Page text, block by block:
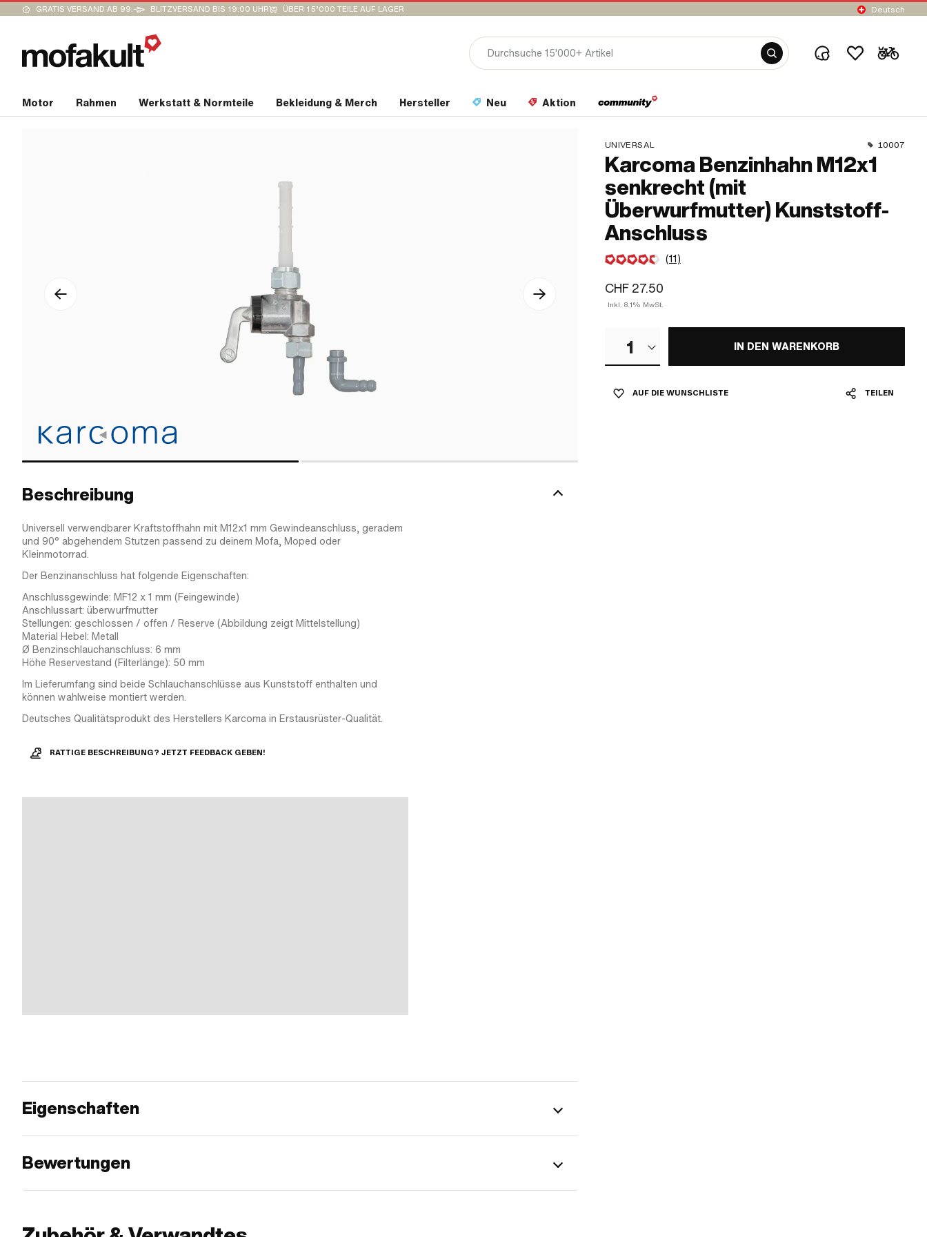
GRATIS VERSAND AB 99.- BLITZVERSAND BIS 19:00 UHR ÜBER 15’000 TEILE AUF LAGER Deutsch
Motor Rahmen Werkstatt & Normteile Bekleidung & Merch Hersteller Neu Aktion
UNIVERSAL 10007
Karcoma Benzinhahn M12x1
senkrecht (mit
Überwurfmutter) Kunststoff-
Anschluss
(11)
CHF 27.50
Inkl. 8.1% MwSt.
1 IN DEN WARENKORB
AUF DIE WUNSCHLISTE TEILEN
Beschreibung
Universell verwendbarer Kraftstoffhahn mit M12x1 mm Gewindeanschluss, geradem
und 90° abgehendem Stutzen passend zu deinem Mofa, Moped oder
Kleinmotorrad.
Der Benzinanschluss hat folgende Eigenschaften:
Anschlussgewinde: MF12 x 1 mm (Feingewinde)
Anschlussart: überwurfmutter
Stellungen: geschlossen / offen / Reserve (Abbildung zeigt Mittelstellung)
Material Hebel: Metall
Ø Benzinschlauchanschluss: 6 mm
Höhe Reservestand (Filterlänge): 50 mm
Im Lieferumfang sind beide Schlauchanschlüsse aus Kunststoff enthalten und
können wahlweise montiert werden.
Deutsches Qualitätsprodukt des Herstellers Karcoma in Erstausrüster-Qualität.
RATTIGE BESCHREIBUNG? JETZT FEEDBACK GEBEN!
Eigenschaften
Bewertungen